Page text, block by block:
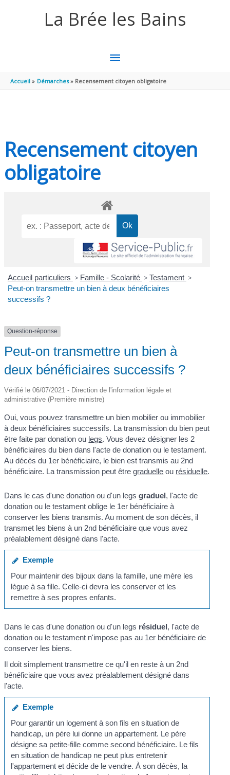
La Brée les Bains
MENU
PRINCIPAL
Accueil Démarches Recensement citoyen obligatoire
Recensement citoyen
obligatoire
Accueil particuliers > Famille - Scolarité > Testament >
Peut-on transmettre un bien à deux bénéficiaires
successifs ?
Question-réponse
Peut-on transmettre un bien à
deux bénéficiaires successifs ?
Vérifié le 06/07/2021 - Direction de l'information légale et
administrative (Première ministre)
Oui, vous pouvez transmettre un bien mobilier ou immobilier
à deux bénéficiaires successifs. La transmission du bien peut
être faite par donation ou legs. Vous devez désigner les 2
bénéficiaires du bien dans l'acte de donation ou le testament.
Au décès du 1er bénéficiaire, le bien est transmis au 2nd
bénéficiaire. La transmission peut êtregraduelle ou résiduelle.
Dans le cas d'une donation ou d'un legsgraduel, l'acte de
donation ou le testament oblige le 1er bénéficiaire à
conserver les biens transmis. Au moment de son décès, il
transmet les biens à un 2nd bénéficiaire que vous avez
préalablement désigné dans l'acte.
Exemple
Pour maintenir des bijoux dans la famille, une mère les
lègue à sa fille. Celle-ci devra les conserver et les
remettre à ses propres enfants.
Dans le cas d'une donation ou d'un legs résiduel, l'acte de
donation ou le testament n'impose pas au 1er bénéficiaire de
conserver les biens.
Il doit simplement transmettre ce qu'il en reste à un 2nd
bénéficiaire que vous avez préalablement désigné dans
l'acte.
Exemple
Pour garantir un logement à son fils en situation de
handicap, un père lui donne un appartement. Le père
désigne sa petite-fille comme second bénéficiaire. Le fils
en situation de handicap ne peut plus entretenir
l'appartement et décide de le vendre. À son décès, la